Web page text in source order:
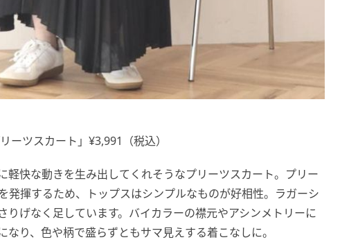
ーツスカート」¥3,991（税込）
軽快な動きを生み出してくれそうなプリーツスカート。プリー
発揮するため、トップスはシンプルなものが好相性。ラガーシ
りげなく足しています。バイカラーの襟元やアシンメトリーに
り、色や柄で盛らずともサマ見えする着こなしに。